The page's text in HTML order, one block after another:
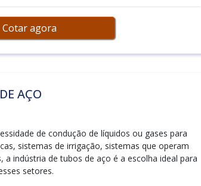
Cotar agora
AÇO
de condução de líquidos ou gases para
sistemas de irrigação, sistemas que operam
indústria de tubos de aço é a escolha ideal para
setores.